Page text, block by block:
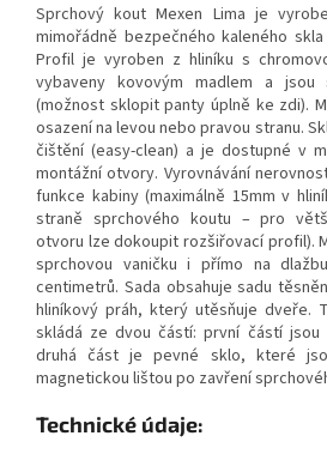
Sprchový kout Mexen Lima je
mimořádně bezpečného kaleného
Profil je vyroben z hliníku s
vybaveny kovovým madlem a
(možnost sklopit panty úplně ke zdi).
osazení na levou nebo pravou stranu.
čištění (easy-clean) a je dostupné v
montážní otvory. Vyrovnávání
funkce kabiny (maximálně 15mm v
straně sprchového koutu – pro
otvoru lze dokoupit rozšiřovací profil).
sprchovou vaničku i přímo na
centimetrů. Sada obsahuje sadu
hliníkový práh, který utěsňuje dveře.
skládá ze dvou částí: první částí jsou
druhá část je pevné sklo, které
magnetickou lištou po zavření
Technické údaje: